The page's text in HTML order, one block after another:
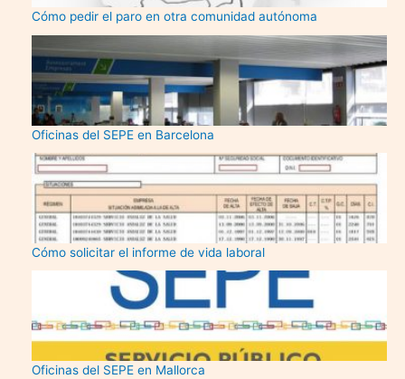
Cómo pedir el paro en otra comunidad autónoma
Oficinas del SEPE en Barcelona
Cómo solicitar el informe de vida laboral
Oficinas del SEPE en Mallorca